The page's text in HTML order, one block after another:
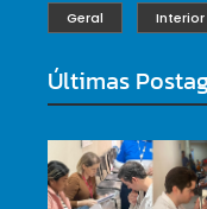
Geral Interior
Últimas